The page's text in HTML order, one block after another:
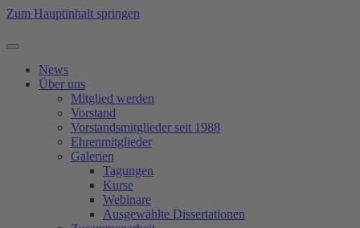
Zum Hauptinhalt springen
News
Über uns
Mitglied werden
Vorstand
Vorstandsmitglieder seit 1988
Ehrenmitglieder
Galerien
Tagungen
Kurse
Webinare
Ausgewählte Dissertationen